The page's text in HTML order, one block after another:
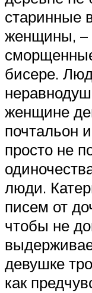
старинные
женщины, –
бисере.
женщине
почтальон
просто не
люди.
писем от
чтобы не
девушке
как